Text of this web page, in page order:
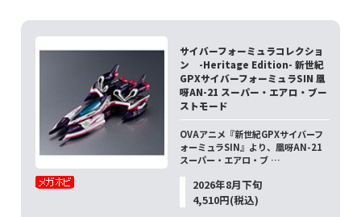
サイバーフォーミュラコレクショ
ン -Heritage Edition- 新世紀
GPXサイバーフォーミュラSIN 凰
呀AN-21 スーパー・エアロ・ブー
ストモード
OVAアニメ『新世紀GPXサイバーフ
ォーミュラSIN』より、凰呀AN-21
スーパー・エアロ・ブ …
2026年8月下旬
4,510円(税込)